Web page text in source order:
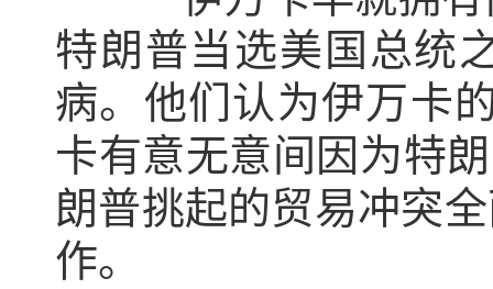
特朗普当选美国总统
病。他们认为伊万卡
卡有意无意间因为特
朗普挑起的贸易冲突
作。